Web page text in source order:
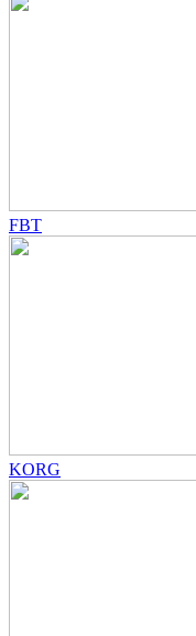
FBT
KORG